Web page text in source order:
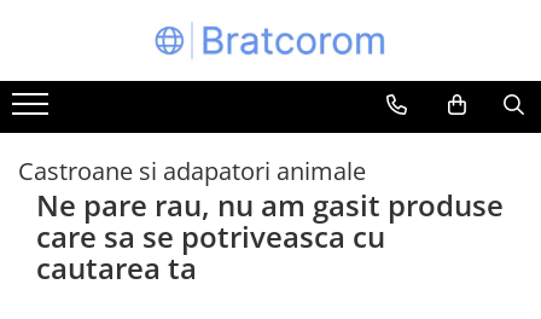
Toate Produsele
Articole animale
Adapatoare animale
Hrana pentru animale
Hrana pentru caini
Hrana pentru pisici
Castroane si adapatori animale
Ne pare rau, nu am gasit produse
care sa se potriveasca cu
cautarea ta